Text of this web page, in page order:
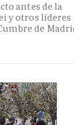
antes de la
y otros líderes
de